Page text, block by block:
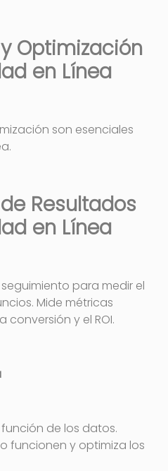
Optimización
en Línea
son esenciales
Resultados
en Línea
para medir el
Mide métricas
conversión y el ROI.
de los datos.
funcionen y optimiza los